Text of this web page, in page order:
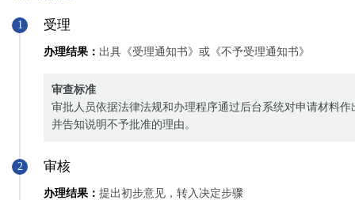
1 受理
办理结果： 出具《受理通知书》或《不予受理通知书》
审查标准
审批人员依据法律法规和办理程序通过后台系统对申请材料
并告知说明不予批准的理由。
2 审核
办理结果： 提出初步意见，转入决定步骤